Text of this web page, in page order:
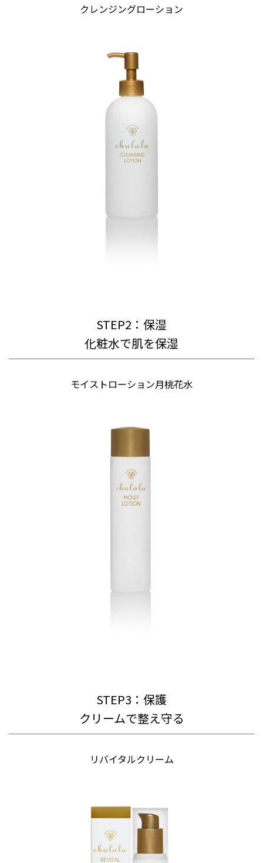
クレンジングローション
STEP2：保湿
化粧水で肌を保湿
モイストローション月桃花水
STEP3：保護
クリームで整え守る
リバイタルクリーム